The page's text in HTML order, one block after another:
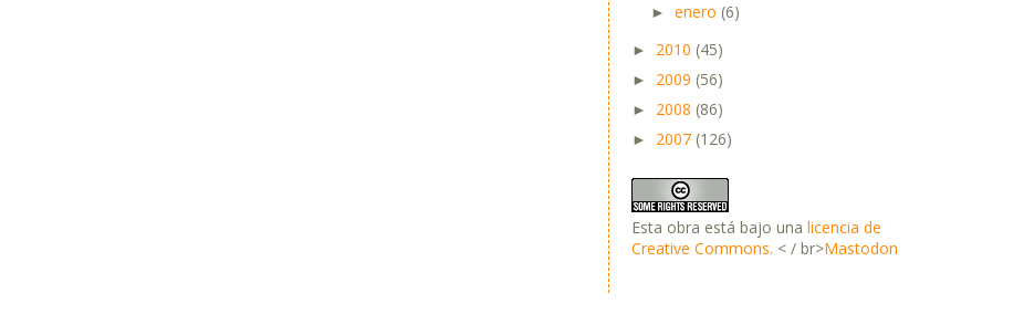
► enero (6)
► 2010 (45)
► 2009 (56)
► 2008 (86)
► 2007 (126)
Esta obra está bajo una licencia de
Creative Commons. < / br>Mastodon